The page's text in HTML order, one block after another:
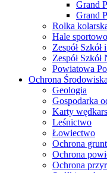
Grand
Grand
Rolka
Hale
Zespół
Zespół
Powiatowa
Ochrona Środowiska
Geologia
Gospodarka
Karty
Leśnictwo
Łowiectwo
Ochrona
Ochrona
Ochrona